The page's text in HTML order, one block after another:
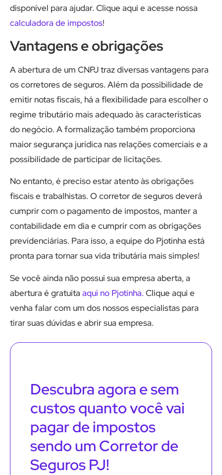
disponível para ajudar. Clique aqui e acesse nossa
calculadora de impostos!
Vantagens e obrigações
A abertura de um CNPJ traz diversas vantagens para
os corretores de seguros. Além da possibilidade de
emitir notas fiscais, há a flexibilidade para escolher o
regime tributário mais adequado às características
do negócio. A formalização também proporciona
maior segurança jurídica nas relações comerciais e a
possibilidade de participar de licitações.
No entanto, é preciso estar atento às obrigações
fiscais e trabalhistas. O corretor de seguros deverá
cumprir com o pagamento de impostos, manter a
contabilidade em dia e cumprir com as obrigações
previdenciárias. Para isso, a equipe do Pjotinha está
pronta para tornar sua vida tributária mais simples!
Se você ainda não possui sua empresa aberta, a
abertura é gratuita aqui no Pjotinha. Clique aqui e
venha falar com um dos nossos especialistas para
tirar suas dúvidas e abrir sua empresa.
Descubra agora e sem
custos quanto você vai
pagar de impostos
sendo um Corretor de
Seguros PJ!